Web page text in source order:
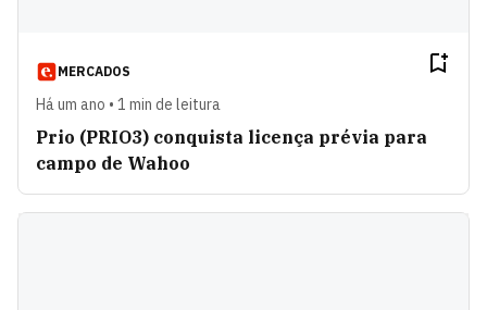
MERCADOS
Há um ano • 1 min de leitura
Prio (PRIO3) conquista licença prévia para
campo de Wahoo